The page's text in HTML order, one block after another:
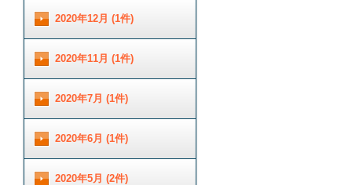
2020年12月 (1件)
2020年11月 (1件)
2020年7月 (1件)
2020年6月 (1件)
2020年5月 (2件)